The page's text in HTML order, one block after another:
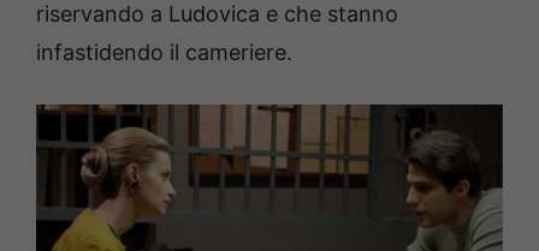
riservando a Ludovica e che stanno
infastidendo il cameriere.